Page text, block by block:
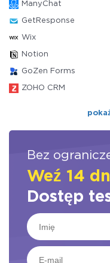
ManyChat
GetResponse
Wix
Notion
GoZen Forms
ZOHO CRM
Bez
Weź 14
Dostęp